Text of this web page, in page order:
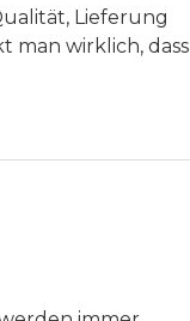
Lieferung
man wirklich, dass